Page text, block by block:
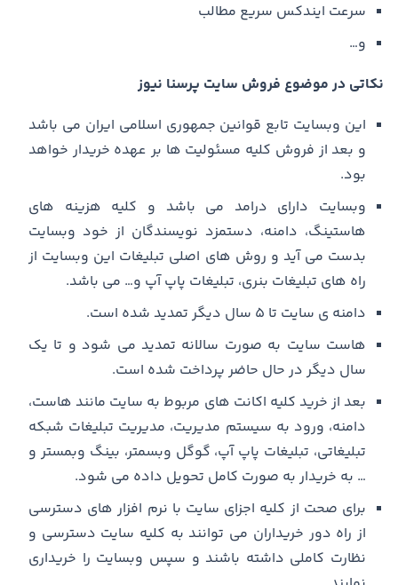
سرعت ایندکس سریع مطالب
و…
نکاتی در موضوع فروش سایت پرسنا نیوز
این وبسایت تابع قوانین جمهوری اسلامی ایران می باشد
و بعد از فروش کلیه مسئولیت ها بر عهده خریدار خواهد
بود.
وبسایت دارای درامد می باشد و کلیه هزینه های
هاستینگ، دامنه، دستمزد نویسندگان از خود وبسایت
بدست می آید و روش های اصلی تبلیغات این وبسایت از
راه های تبلیغات بنری، تبلیغات پاپ آپ و… می باشد.
دامنه ی سایت تا ۵ سال دیگر تمدید شده است.
هاست سایت به صورت سالانه تمدید می شود و تا یک
سال دیگر در حال حاضر پرداخت شده است.
بعد از خرید کلیه اکانت های مربوط به سایت مانند هاست،
دامنه، ورود به سیستم مدیریت، مدیریت تبلیغات شبکه
تبلیغاتی، تبلیغات پاپ آپ، گوگل وبسمتر، بینگ وبمستر و
… به خریدار به صورت کامل تحویل داده می شود.
برای صحت از کلیه اجزای سایت با نرم افزار های دسترسی
از راه دور خریداران می توانند به کلیه سایت دسترسی و
نظارت کاملی داشته باشند و سپس وبسایت را خریداری